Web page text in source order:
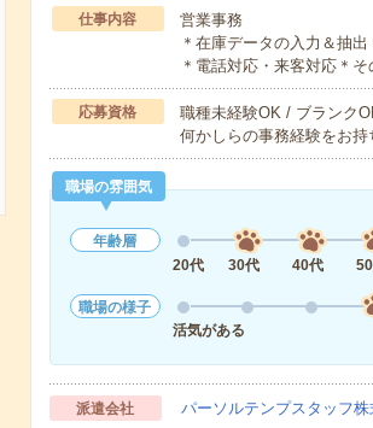
仕事内容
営業事務
＊在庫データの入力＆抽
＊電話対応・来客対応＊
応募資格
職種未経験OK / ブランク
何かしらの事務経験をお
職場の雰囲気
年齢層
20代
30代 40代
職場の様子
活気がある
派遣会社 パーソルテンプスタッフ